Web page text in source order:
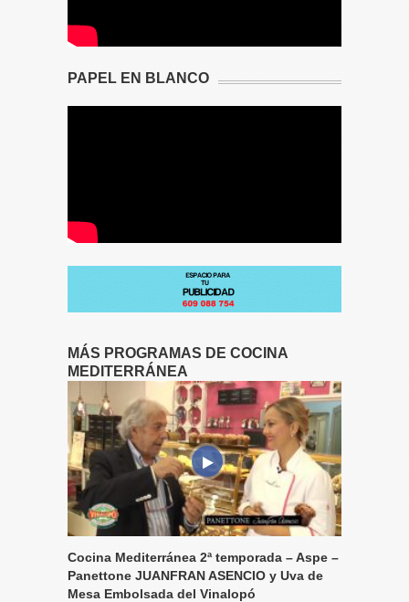
PAPEL EN BLANCO
MÁS PROGRAMAS DE COCINA
MEDITERRÁNEA
Cocina Mediterránea 2ª temporada – Aspe –
Panettone JUANFRAN ASENCIO y Uva de
Mesa Embolsada del Vinalopó